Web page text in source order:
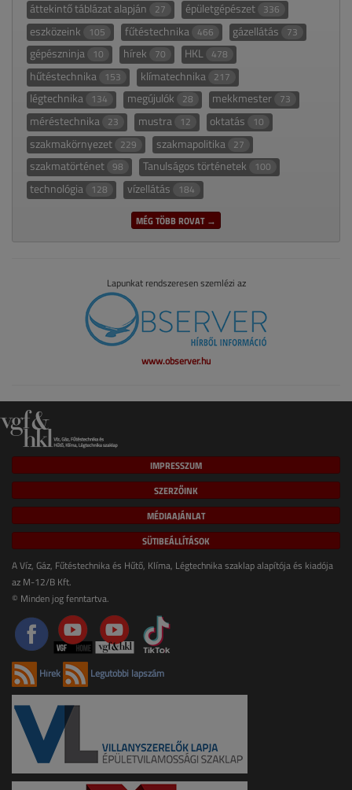
áttekintő táblázat alapján 27 épületgépészet 336
eszközeink 105 fűtéstechnika 466 gázellátás 73
gépészninja 10 hírek 70 HKL 478
hűtéstechnika 153 klímatechnika 217
légtechnika 134 megújulók 28 mekkmester 73
méréstechnika 23 mustra 12 oktatás 10
szakmakörnyezet 229 szakmapolitika 27
szakmatörténet 98 Tanulságos történetek 100
technológia 128 vízellátás 184
MÉG TÖBB ROVAT →
Lapunkat rendszeresen szemlézi az
www.observer.hu
IMPRESSZUM
SZERZŐINK
MÉDIAAJÁNLAT
SÜTIBEÁLLÍTÁSOK
A Víz, Gáz, Fűtéstechnika és Hűtő, Klíma, Légtechnika szaklap alapítója és kiadója
az M-12/B Kft.
© Minden jog fenntartva.
Hírek Legutóbbi lapszám